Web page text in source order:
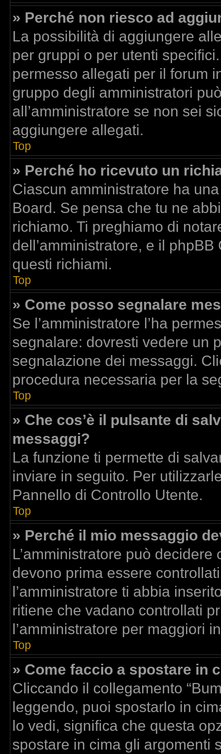
» Perché non riesco ad
La possibilità di aggiungere
per gruppi o per utenti
permesso allegati per il forum
gruppo degli amministratori
all’amministratore se non sei
aggiungere allegati.
Top
» Perché ho ricevuto un
Ciascun amministratore ha
Board. Se pensa che tu ne
richiamo. Ti preghiamo di
dell’amministratore, e il
questi richiami.
Top
» Come posso segnalare
Se l’amministratore l’ha
segnalare: dovresti vedere un
segnalazione dei messaggi.
procedura necessaria per la
Top
» Che cos’è il pulsante di
messaggi?
La funzione ti permette di
inviare in seguito. Per
Pannello di Controllo Utente.
Top
» Perché il mio messaggio
L’amministratore può
devono prima essere
l’amministratore ti abbia
ritiene che vadano controllati
l’amministratore per maggiori
Top
» Come faccio a spostare in
Cliccando il collegamento
leggendo, puoi spostarlo in
lo vedi, significa che questa
spostare in cima gli argomenti